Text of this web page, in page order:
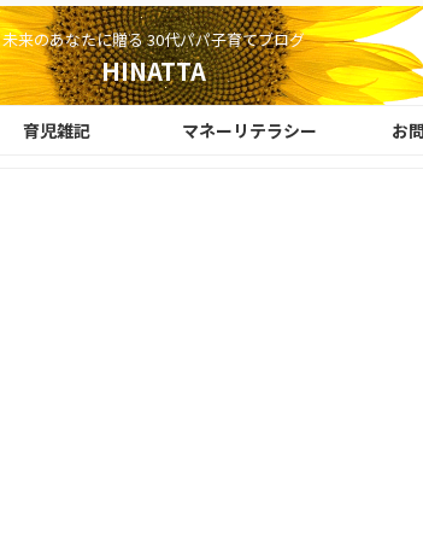
未来のあなたに贈る 30代パパ子育てブログ
HINATTA
育児雑記 マネーリテラシー お